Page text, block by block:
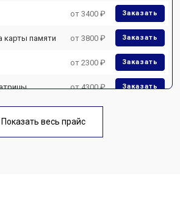
от 3400 ₽ Заказать
карты памяти от 3800 ₽ Заказать
от 2300 ₽ Заказать
от 4300 ₽ Заказать
Показать весь прайс